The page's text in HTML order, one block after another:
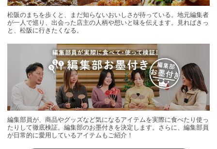
松阪のまちを歩くと、まだ知らないおいしさが待っている。地元編集者
が一人で巡り、出会った店主の人柄や想いと味を伝えます。見ればきっ
と、松阪に行きたくなる。
編集部員が、商品やグッズなど気になるアイテムを実際に食べたり使っ
たりして徹底検証。編集部のお墨付きを決定します。さらに、編集部員
が日常的に愛用しているアイテムもご紹介！